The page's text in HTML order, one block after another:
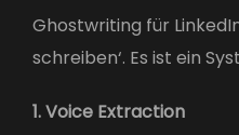
Ghostwriting für
schreiben‘. Es ist ein
1. Voice Extraction